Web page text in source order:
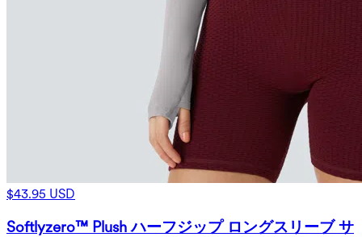
$43.95 USD
Softlyzero™ Plush ハーフジップ ロングスリーブ サ